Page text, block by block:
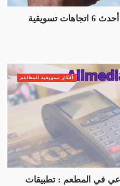
خطة تسويق منتج غذائي : أحدث 6 اتجاهات تسويقية
في المطعم : تطبيقات
أفكار تسويقية للمطاعم